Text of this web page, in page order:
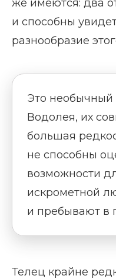
же имеются: два
и способны
разнообразие
Это необычный
Водолея, их
большая
не способны
возможности
искрометной
и пребывают в
Телец крайне